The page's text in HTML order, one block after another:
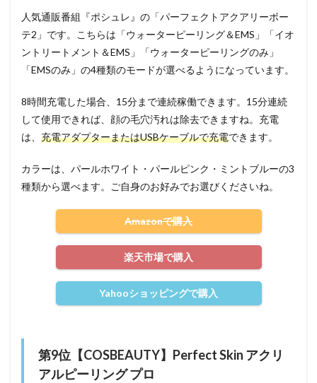
人気通販番組『ポシュレ』の「パーフェクトアクアリーボー
テ2」です。こちらは「ウォーターピーリング＆EMS」「イオ
ントリートメント＆EMS」「ウォーターピーリングのみ」
「EMSのみ」の4種類のモードが選べるようになっています。
8時間充電した場合、15分まで連続稼働できます。15分連続
して使用できれば、顔の毛穴汚れは除去できますね。充電
は、 充電アダプターまたはUSBケーブルで充電できます。
カラーは、パールホワイト・パールピンク・ミントブルーの3
種類から選べます。ご自身のお好みでお選びくださいね。
Amazonで購入
楽天市場で購入
Yahooショッピングで購入
第9位【COSBEAUTY】Perfect Skin アクリ
アルピーリング プロ